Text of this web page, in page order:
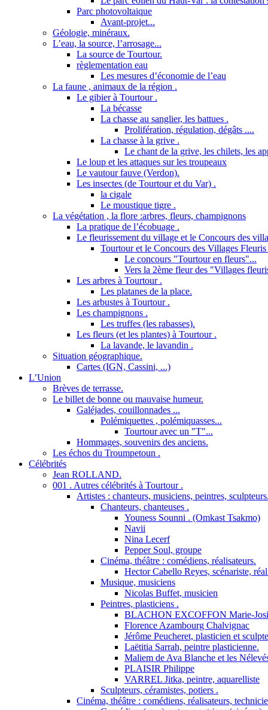
Parc photovoltaique
Avant-projet...
Géologie, minéraux.
L’eau, la source, l’arrosage...
La source de Tourtour.
règlementation eau
Les mesures d’économie de l’eau
La faune , animaux de la région .
Le gibier à Tourtour .
La bécasse
La chasse au sanglier, les battues .
Prolifération, régulation, dégâts ....
La chasse à la grive .
Le chant de la grive, les chilets, les
Le loup et les attaques sur les troupeaux
Le vautour fauve (Verdon).
Les insectes (de Tourtour et du Var) .
la cigale
Le moustique tigre .
La végétation , la flore :arbres, fleurs, champignons
La pratique de l’écobuage .
Le fleurissement du village et le Concours des
Tourtour et le Concours des Villages Fleuris
Le concours "Tourtour en fleurs"...
Vers la 2ème fleur des "Villages
Les arbres à Tourtour .
Les platanes de la place.
Les arbustes à Tourtour .
Les champignons .
Les truffes (les rabasses).
Les fleurs (et les plantes) à Tourtour .
La lavande, le lavandin .
Situation géographique.
Cartes (IGN, Cassini, ...)
L’Union
Brèves de terrasse.
Le billet de bonne ou mauvaise humeur.
Galéjades, couillonnades ...
Polémiquettes , polémiquasses...
Tourtour avec un "T"...
Hommages, souvenirs des anciens.
Les échos du Troumpetoun .
Célébrités
Jean ROLLAND.
001 . Autres célébrités à Tourtour .
Artistes : chanteurs, musiciens, peintres,
Chanteurs, chanteuses .
Youness Sounni . (Omkast Tsakmo)
Navii
Nina Lecerf
Pepper Soul, groupe
Cinéma, théâtre : comédiens, réalisateurs.
Hector Cabello Reyes, scénariste,
Musique, musiciens
Nicolas Buffet, musicien
Peintres, plasticiens .
BLACHON EXCOFFON Marie-
Florence Azambourg Chalvignac
Jérôme Peucheret, plasticien et
Laëtitia Sarrah, peintre plasticienne.
Maliem de Ava Blanche et les
PLAISIR Philippe
VARREL Jitka, peintre, aquarelliste
Sculpteurs, céramistes, potiers .
Cinéma, théâtre : comédiens, réalisateurs,